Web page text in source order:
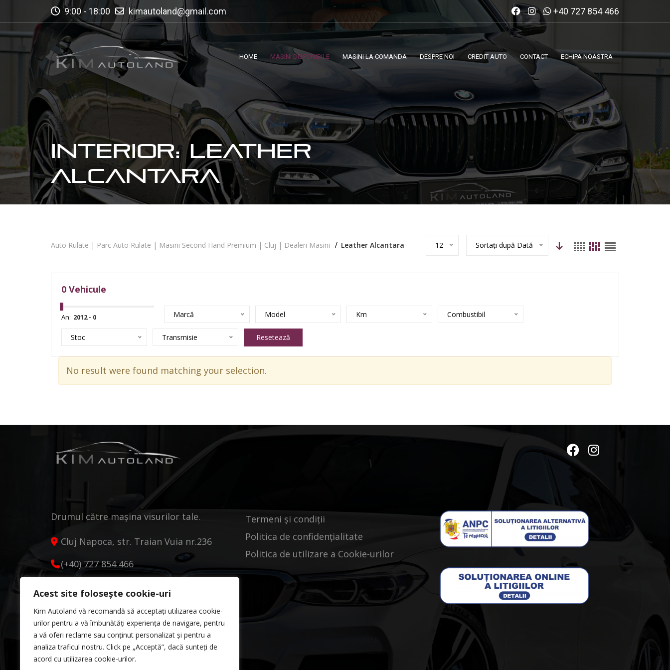
Acest site folosește cookie-uri
Kim Autoland vă recomandă să acceptați utilizarea cookie-
urilor pentru a vă îmbunătăți experiența de navigare, pentru
a vă oferi reclame sau conținut personalizat și pentru a
analiza traficul nostru. Click pe „Acceptă”, dacă sunteți de
acord cu utilizarea cookie-urilor.
9:00 - 18:00 kimautoland@gmail.com +40 727 854 466
HOME MASINI DISPONIBILE MASINI LA COMANDA DESPRE NOI CREDIT AUTO CONTACT ECHIPA NOASTRA
INTERIOR: LEATHER
ALCANTARA
Auto Rulate | Parc Auto Rulate | Masini Second Hand Premium | Cluj | Dealeri Masini Leather Alcantara 12 Sortați după Dată
0 Vehicule
An: Marcă Model Km Combustibil
Stoc Transmisie Resetează
No result were found matching your selection.
Drumul către mașina visurilor tale.
Cluj Napoca, str. Traian Vuia nr.236
(+40) 727 854 466
Luni - Vineri 9:00 - 18:00
Sâmbătă 10:00 - 13:00
Termeni și condiții
Politica de confidențialitate
Politica de utilizare a Cookie-urilor